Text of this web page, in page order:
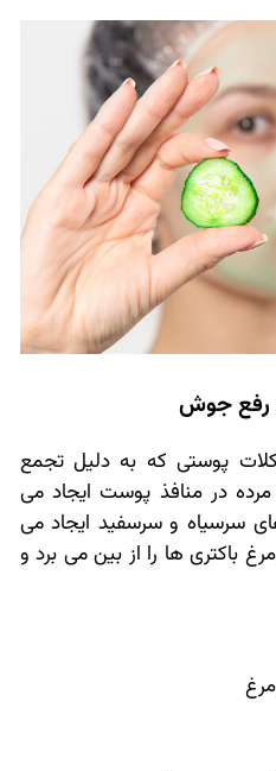
پوستی که به دلیل تجمع
در منافذ پوست ایجاد می
سرسیاه و سرسفید ایجاد می
باکتری ها را از بین می برد و